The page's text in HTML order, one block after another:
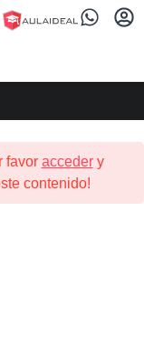
favor accedery
contenido!